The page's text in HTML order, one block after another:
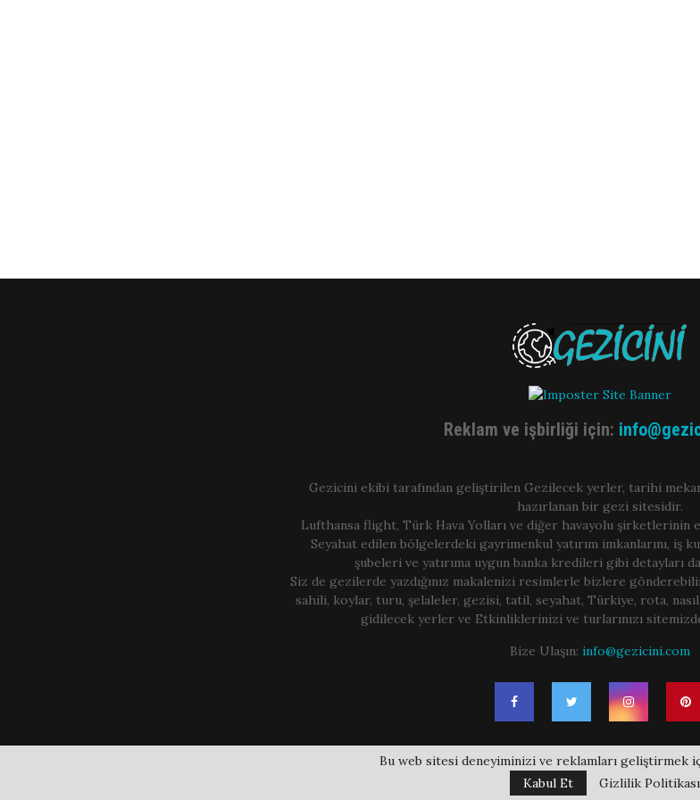
Reklam ve işbirliği için:
Gezicini ekibi tarafından geliştirilen Gezilecek yerler, tarihi
hazırlanan bir gezi sitesidir.
Lufthansa flight, Türk Hava Yolları ve diğer havayolu şirketlerinin
Seyahat edilen bölgelerdeki gayrimenkul yatırım imkanlarını, iş
şubeleri ve yatırıma uygun banka kredileri gibi detayları
Siz de gezilerde yazdığınız makalenizi resimlerle bizlere
sahili, koylar, turu, şelaleler, gezisi, tatil, seyahat, Türkiye, rota,
gidilecek yerler ve Etkinliklerinizi ve turlarınızı
Bize Ulaşın: info@gezicini.com
2019 - 2025 | gezicini.com | All Right Reserved. Gezilecek Yerler Rehberi ve Gezi Rehberi
Bu web sitesi deneyiminizi ve reklamları geliştirmek
Kabul Et
Gizlilik Politikası